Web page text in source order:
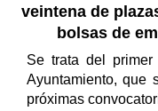
veintena de
bolsas de
Se trata del
Ayuntamiento, que
próximas